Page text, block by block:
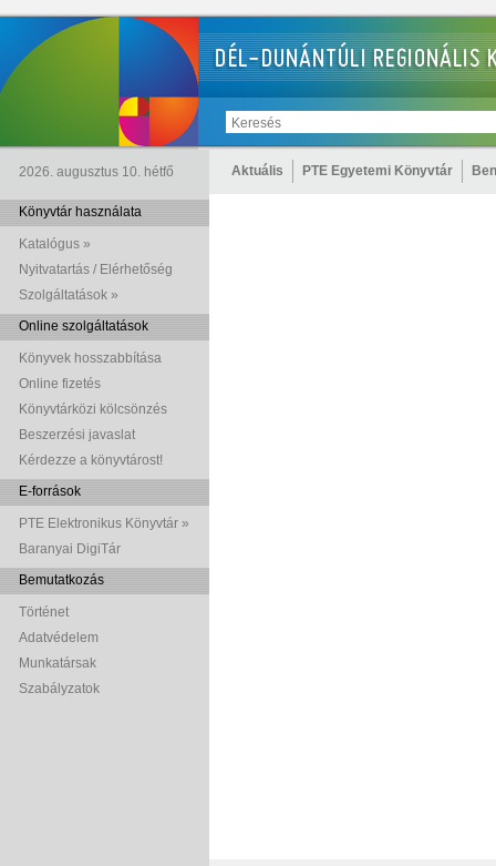
2026. augusztus 10. hétfő Aktuális PTE Egyetemi Könyvtár
Könyvtár használata
Katalógus »
Nyitvatartás / Elérhetőség
Szolgáltatások »
Online szolgáltatások
Könyvek hosszabbítása
Online fizetés
Könyvtárközi kölcsönzés
Beszerzési javaslat
Kérdezze a könyvtárost!
E-források
PTE Elektronikus Könyvtár »
Baranyai DigiTár
Bemutatkozás
Történet
Adatvédelem
Munkatársak
Szabályzatok